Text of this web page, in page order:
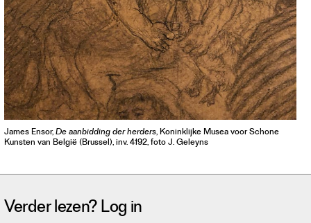
James Ensor,De aanbidding der herders, Koninklijke Musea voor Schone
Kunsten van België (Brussel), inv. 4192, foto J. Geleyns
Verder lezen? Log in